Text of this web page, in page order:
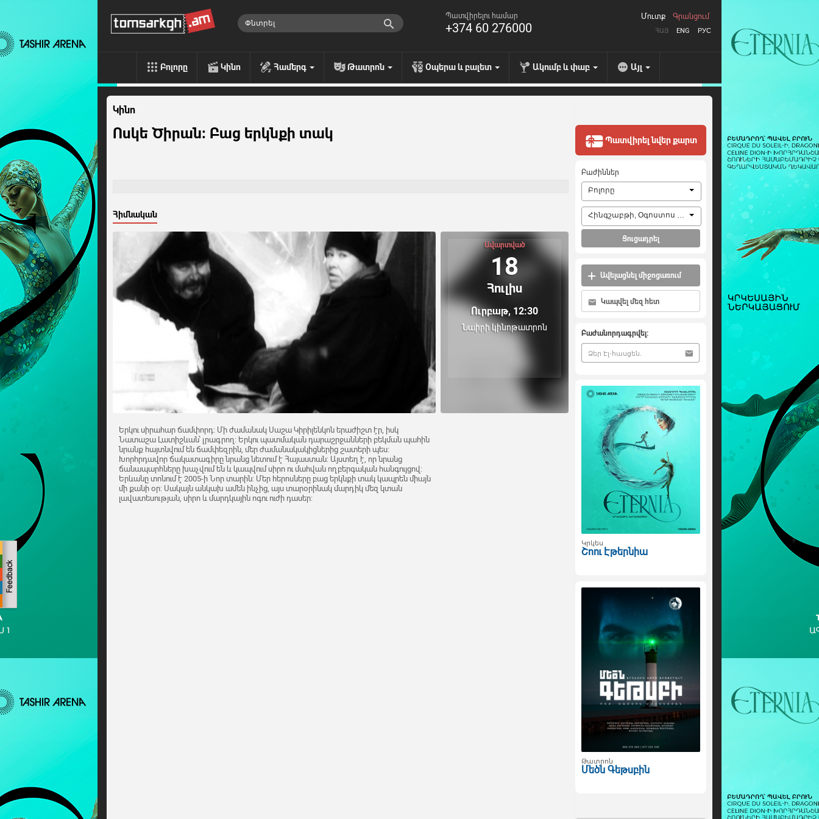
Պատվիրելու համար
+374 60 276000 ՀԱՅ ENG РУС
Մուտք Գրանցում
Բոլորը Կինո Համերգ Թատրոն Օպերա և բալետ Ակումբ և փաբ Այլ
Կինո
Ոսկե Ծիրան: Բաց երկնքի տակ
Հիմնական
Ավարտված
18
Հուլիս
Ուրբաթ, 12:30
Նաիրի կինոթատրոն
Երկու սիրահար ճամփորդ: Մի ժամանակ Սաշա Կիրիլենկոն երաժիշտ էր, իսկ
Նատաշա Լատիշևան՝ լրագրող: Երկու պատմական դարաշրջանների բեկման պահին
նրանք հայտնվում են ճամփեզրին, մեր ժամանակակիցներից շատերի պես:
Խորհրդավոր ճակատագիրը նրանց նետում է Հայաստան: Այստեղ է, որ նրանց
ճանապարհները խաչվում են և կապվում սիրո ու մահվան ողբերգական հանգույցով:
Երևանը տոնում է 2005-ի Նոր տարին: Մեր հերոսները բաց երկնքի տակ կապրեն միայն
մի քանի օր: Սակայն անկախ ամեն ինչից, այս տարօրինակ մարդիկ մեզ կտան
լավատեսության, սիրո և մարդկային ոգու ուժի դասեր:
Պատվիրել նվեր քարտ
Բաժիններ
Բոլորը
Հինգշաբթի, Օգոստոս 6, 2026
Ցուցադրել
Ավելացնել միջոցառում
Կապվել մեզ հետ
Բաժանորդագրվել:
Կրկես
Շոու Էթերնիա
Թատրոն
Մեծն Գեթսբին